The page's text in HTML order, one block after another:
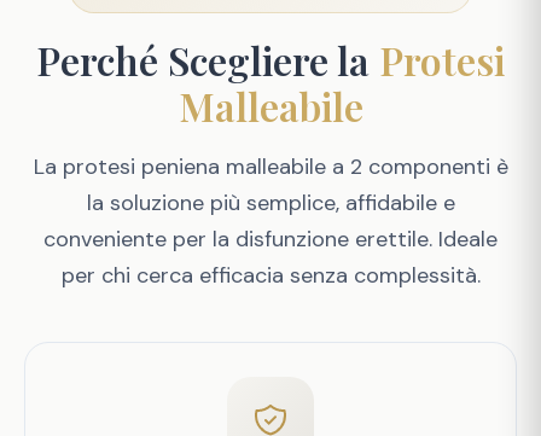
Perché Scegliere la Protesi
Malleabile
La protesi peniena malleabile a 2 componenti è
la soluzione più semplice, affidabile e
conveniente per la disfunzione erettile. Ideale
per chi cerca efficacia senza complessità.